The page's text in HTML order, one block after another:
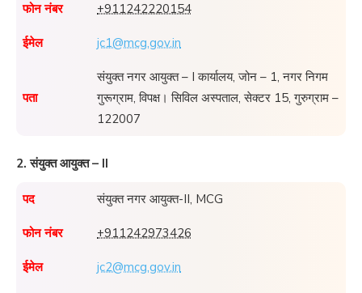
फोन नंबर +911242220154
ईमेल jc1@mcg.gov.in
पता
संयुक्त नगर आयुक्त – I कार्यालय, जोन – 1, नगर निगम
गुरूग्राम, विपक्ष। सिविल अस्पताल, सेक्टर 15, गुरुग्राम –
122007
2. संयुक्त आयुक्त – II
पद संयुक्त नगर आयुक्त-II, MCG
फोन नंबर +911242973426
ईमेल jc2@mcg.gov.in